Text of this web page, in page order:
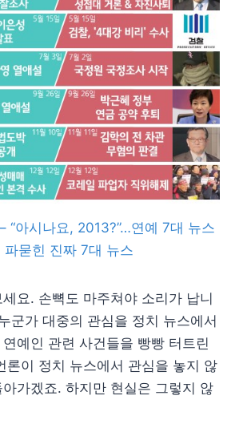
“아시나요, 2013?”…연예 7대 뉴스
파묻힌 진짜 7대 뉴스
요. 손뼉도 마주쳐야 소리가 납니
군가 대중의 관심을 정치 뉴스에서
예인 관련 사건들을 빵빵 터트린
론이 정치 뉴스에서 관심을 놓지 않
가겠죠. 하지만 현실은 그렇지 않